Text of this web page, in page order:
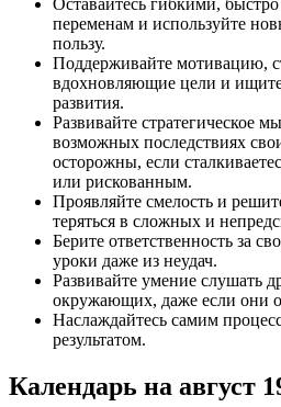
Оставайтесь гибкими,
переменам и используйте
пользу.
Поддерживайте мотивацию,
вдохновляющие цели и
развития.
Развивайте стратегическое
возможных последствиях
осторожны, если
или рискованным.
Проявляйте смелость и
теряться в сложных и
Берите ответственность за
уроки даже из неудач.
Развивайте умение слушать
окружающих, даже если они
Наслаждайтесь самим
результатом.
Календарь на август